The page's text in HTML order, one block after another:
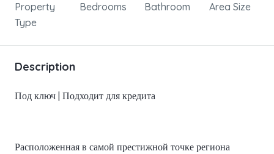
Property
Type
Bedrooms
Bathroom
Area Size
Description
Под ключ | Подходит для кредита
Расположенная в самой престижной точке региона